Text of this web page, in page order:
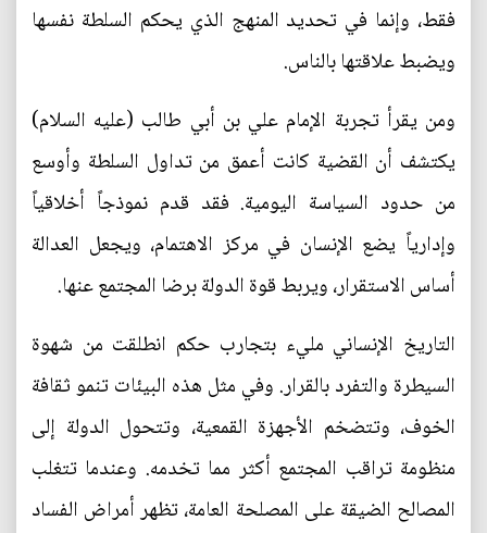
فقط، وإنما في تحديد المنهج الذي يحكم السلطة نفسها
ويضبط علاقتها بالناس.
ومن يقرأ تجربة الإمام علي بن أبي طالب (عليه السلام)
يكتشف أن القضية كانت أعمق من تداول السلطة وأوسع
من حدود السياسة اليومية. فقد قدم نموذجاً أخلاقياً
وإدارياً يضع الإنسان في مركز الاهتمام، ويجعل العدالة
أساس الاستقرار، ويربط قوة الدولة برضا المجتمع عنها.
التاريخ الإنساني مليء بتجارب حكم انطلقت من شهوة
السيطرة والتفرد بالقرار. وفي مثل هذه البيئات تنمو ثقافة
الخوف، وتتضخم الأجهزة القمعية، وتتحول الدولة إلى
منظومة تراقب المجتمع أكثر مما تخدمه. وعندما تتغلب
المصالح الضيقة على المصلحة العامة، تظهر أمراض الفساد